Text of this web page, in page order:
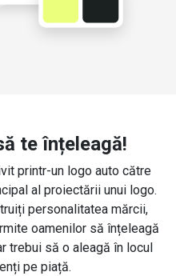
te înțeleagă!
printr-un logo auto către
al proiectării unui logo.
personalitatea mărcii,
oamenilor să înțeleagă
trebui să o aleagă în locul
pe piață.